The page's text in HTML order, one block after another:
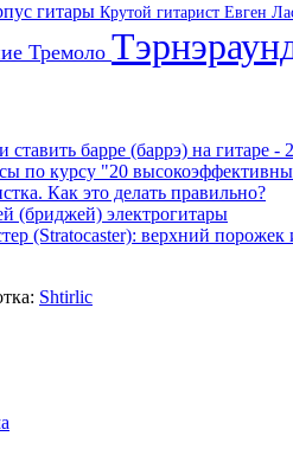
гитары Крутой гитарист Евген
Тремоло
ставить барре (баррэ) на гитаре -
по курсу "20
Как это делать правильно?
(бриджей) электрогитары
(Stratocaster): верхний
Shtirlic